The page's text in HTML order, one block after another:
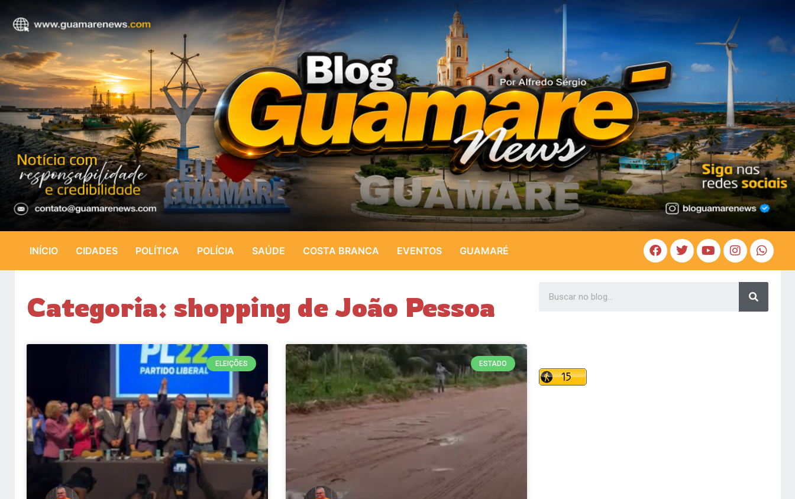
INÍCIO CIDADES POLÍTICA POLÍCIA SAÚDE COSTA BRANCA EVENTOS GUAMARÉ
Categoria: shopping de João Pessoa
ELEIÇÕES ESTADO